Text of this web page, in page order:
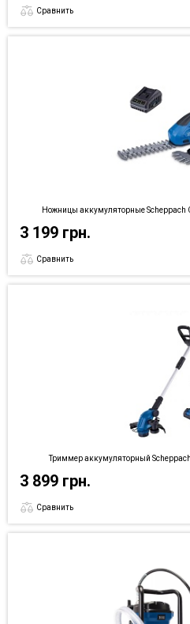
Сравнить
Ножницы аккумуляторные Scheppach
3 199 грн.
Сравнить
Триммер аккумуляторный Scheppach
3 899 грн.
Сравнить